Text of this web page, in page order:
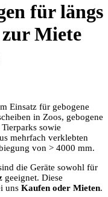
für längs
zur Miete
Einsatz für gebogene
in Zoos, gebogene
sowie
mehrfach verklebten
von > 4000 mm.
die Geräte sowohl für
geeignet. Diese
uns Kaufen oder Mieten.